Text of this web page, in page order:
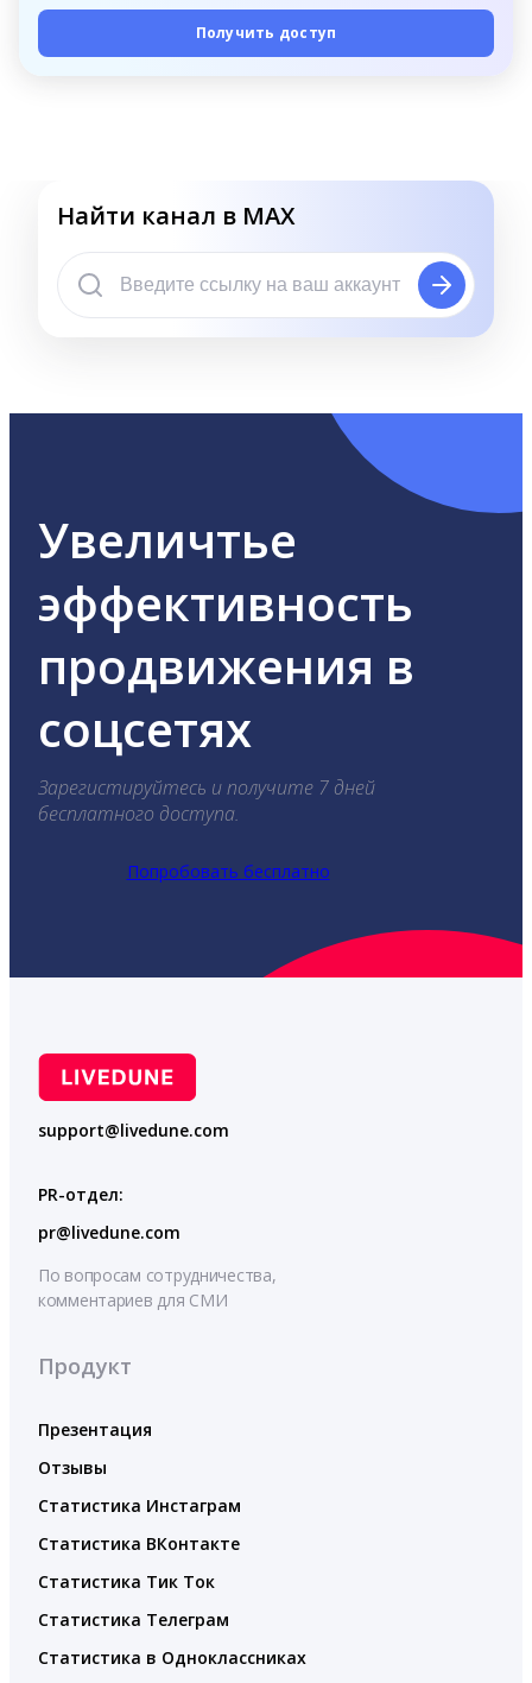
Получить доступ
Найти канал в MAX
Увеличтье
эффективность
продвижения в
соцсетях
Зарегистируйтесь и получите 7 дней
бесплатного доступа.
Попробовать бесплатно
support@livedune.com
PR-отдел:
pr@livedune.com
По вопросам сотрудничества,
комментариев для СМИ
Продукт
Презентация
Отзывы
Статистика Инстаграм
Статистика ВКонтакте
Статистика Тик Ток
Статистика Телеграм
Статистика в Одноклассниках